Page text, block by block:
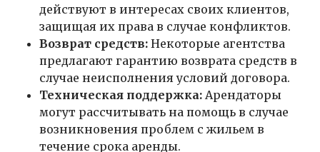
действуют в интересах своих клиентов,
защищая их права в случае конфликтов.
Возврат средств: Некоторые агентства
предлагают гарантию возврата средств в
случае неисполнения условий договора.
Техническая поддержка: Арендаторы
могут рассчитывать на помощь в случае
возникновения проблем с жильем в
течение срока аренды.